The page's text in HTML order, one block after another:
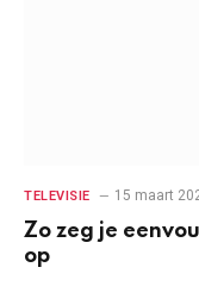
TELEVISIE 15 maart
Zo zeg je
op